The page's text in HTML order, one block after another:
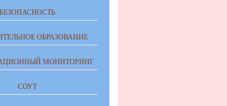
БЕЗОПАСНОСТЬ
ОБРАЗОВАНИЕ
МОНИТОРИНГ
СОУТ